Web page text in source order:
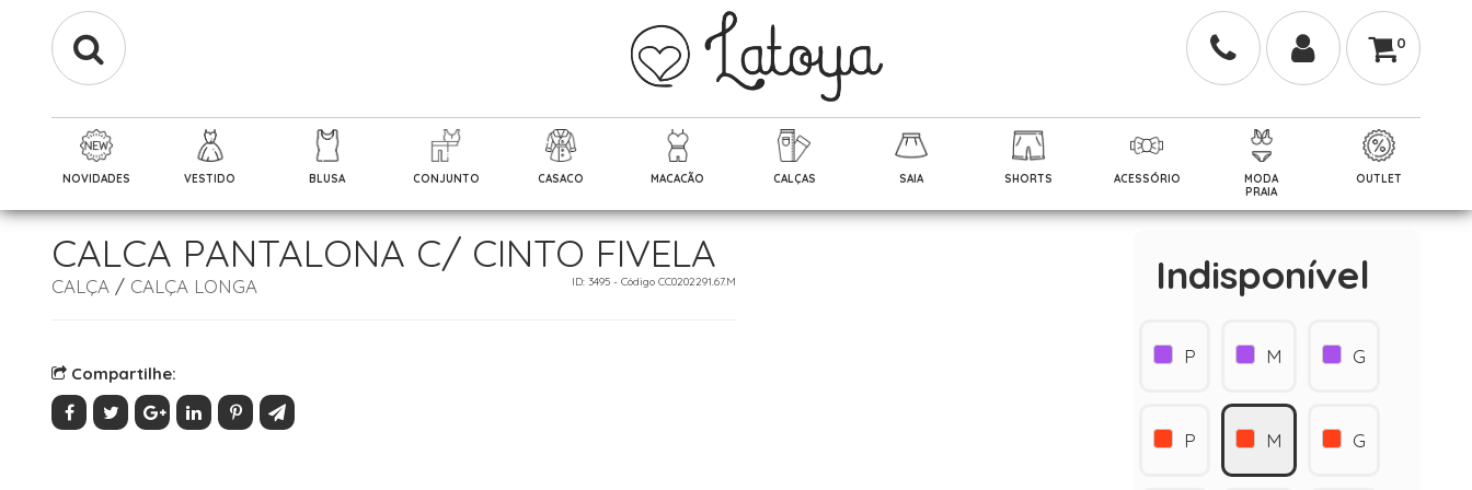
0
NOVIDADES VESTIDO BLUSA CONJUNTO CASACO MACACÃO CALÇAS SAIA SHORTS ACESSÓRIO
MODA
PRAIA
OUTLET
CALCA PANTALONA C/ CINTO FIVELA
CALÇA / CALÇA LONGA ID: 3495 - Código CC0202291.67.M
Compartilhe:
Indisponível
P M G
P M G